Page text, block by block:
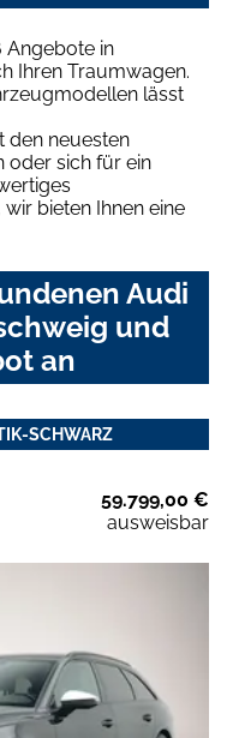
Angebote in
Ihren Traumwagen.
lässt
den neuesten
oder sich für ein
bieten Ihnen eine
Audi
und
an
SCHWARZ
59.799,00 €
ausweisbar